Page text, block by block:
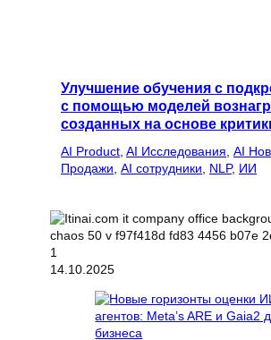
Улучшение обучения с
с помощью моделей
созданных на основе
AI Product AI Исследования AI
Продажи AI сотрудники NLP, ИИ
14.10.2025